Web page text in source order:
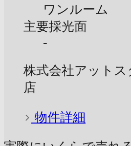
ワンルーム
主要採光面
-
株式会社アット
店
物件詳細